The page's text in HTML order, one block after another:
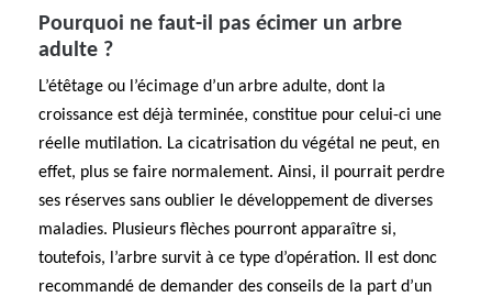
Pourquoi ne faut-il pas écimer un arbre
adulte ?
L’étêtage ou l’écimage d’un arbre adulte, dont la
croissance est déjà terminée, constitue pour celui-ci une
réelle mutilation. La cicatrisation du végétal ne peut, en
effet, plus se faire normalement. Ainsi, il pourrait perdre
ses réserves sans oublier le développement de diverses
maladies. Plusieurs flèches pourront apparaître si,
toutefois, l’arbre survit à ce type d’opération. Il est donc
recommandé de demander des conseils de la part d’un